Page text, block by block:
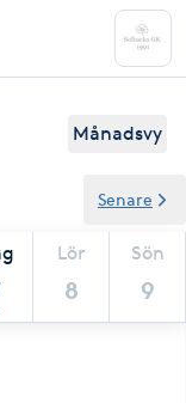
Månadsvy
Lör
8
Sön
9
Senare